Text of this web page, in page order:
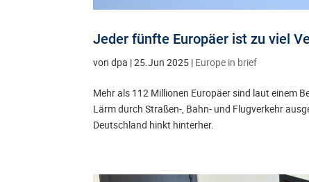
Jeder fünfte Europäer ist zu viel
vondpa |25.Jun 2025 | Europe in brief
Mehr als 112 Millionen Europäer sind laut einem
Lärm durch Straßen-, Bahn- und Flugverkehr
Deutschland hinkt hinterher.